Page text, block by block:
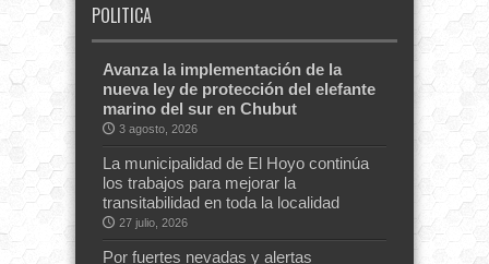
POLITICA
Avanza la implementación de la
nueva ley de protección del elefante
marino del sur en Chubut
3 agosto, 2026
La municipalidad de El Hoyo continúa
los trabajos para mejorar la
transitabilidad en toda la localidad
27 julio, 2026
Por fuertes nevadas y alertas